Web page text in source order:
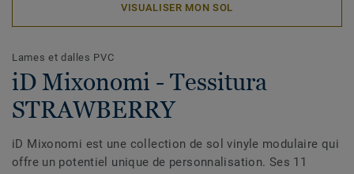
VISUALISER MON SOL
Lames et dalles PVC
iD Mixonomi - Tessitura
STRAWBERRY
iD Mixonomi est une collection de sol vinyle modulaire qui
offre un potentiel unique de personnalisation. Ses 11